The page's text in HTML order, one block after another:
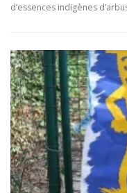
d’essences indigènes